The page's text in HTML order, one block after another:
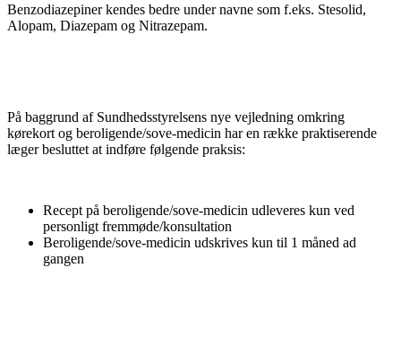
Benzodiazepiner kendes bedre under navne som f.eks. Stesolid,
Alopam, Diazepam og Nitrazepam.
På baggrund af Sundhedsstyrelsens nye vejledning omkring
kørekort og beroligende/sove-medicin har en række praktiserende
læger besluttet at indføre følgende praksis:
Recept på beroligende/sove-medicin udleveres kun ved
personligt fremmøde/konsultation
Beroligende/sove-medicin udskrives kun til 1 måned ad
gangen